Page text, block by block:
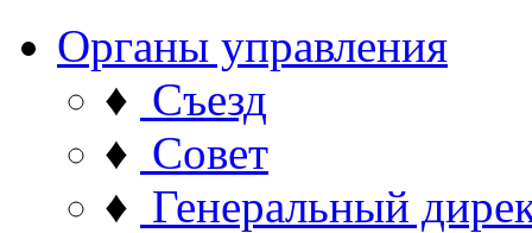
Органы управления
♦ Съезд
♦ Совет
♦ Генеральный